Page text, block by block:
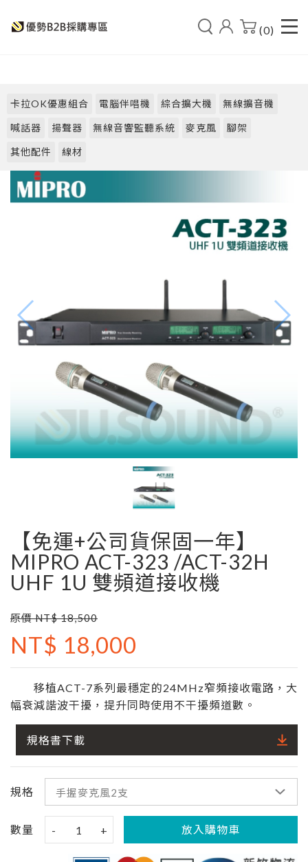
(0)
卡拉OK優惠組合 電腦伴唱機 綜合擴大機 無線擴音機
喊話器 揚聲器 無線音響監聽系統 麥克風 腳架
其他配件 線材
【免運+公司貨保固一年】
MIPRO ACT-323 /ACT-32H
UHF 1U 雙頻道接收機
原價 NT$ 18,500
NT$ 18,000
移植ACT-7系列最穩定的24MHz窄頻接收電路，大
幅衰減諧波干擾，提升同時使用不干擾頻道數。
規格書下載
規格
數量 - 1 + 放入購物車